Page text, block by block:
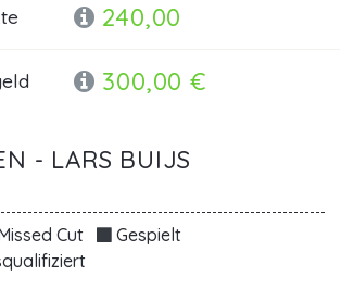
240,00
300,00 €
- LARS BUIJS
Cut
Gespielt